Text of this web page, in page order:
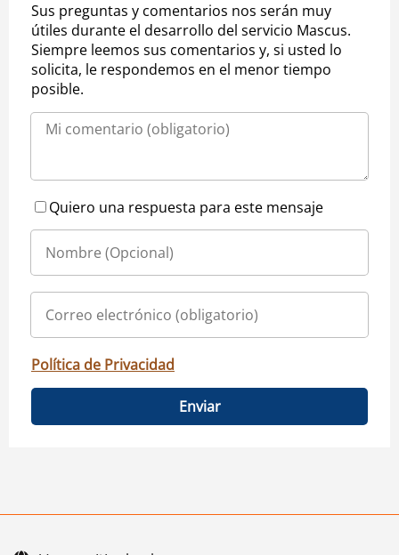
Sus preguntas y comentarios nos serán muy
útiles durante el desarrollo del servicio Mascus.
Siempre leemos sus comentarios y, si usted lo
solicita, le respondemos en el menor tiempo
posible.
Quiero una respuesta para este mensaje
Política de Privacidad
Enviar